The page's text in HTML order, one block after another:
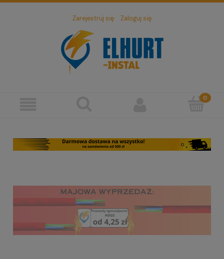
Zarejestruj się Zaloguj się